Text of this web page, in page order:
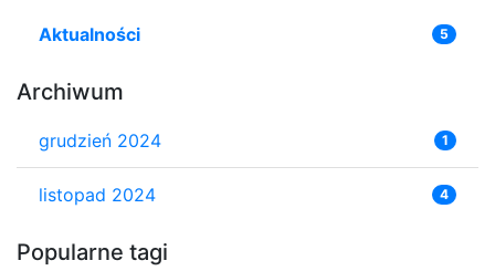
Aktualności 5
Archiwum
grudzień 2024 1
listopad 2024 4
Popularne tagi